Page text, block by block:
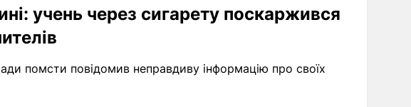
учень через сигарету поскаржився
помсти повідомив неправдиву інформацію про своїх